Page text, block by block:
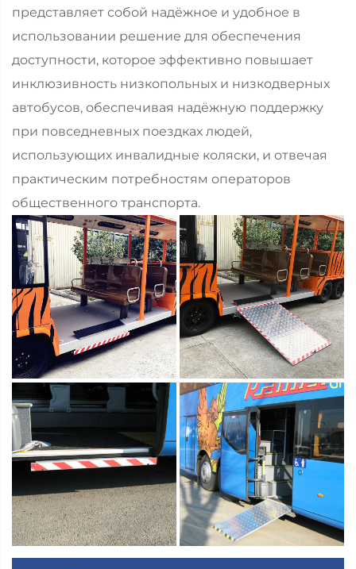
представляет собой надёжное и удобное в
использовании решение для обеспечения
доступности, которое эффективно повышает
инклюзивность низкопольных и низкодверных
автобусов, обеспечивая надёжную поддержку
при повседневных поездках людей,
использующих инвалидные коляски, и отвечая
практическим потребностям операторов
общественного транспорта.